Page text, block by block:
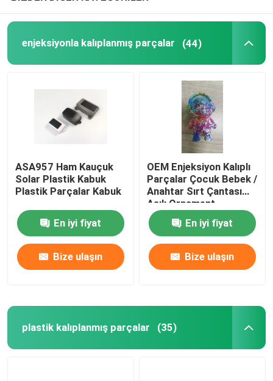
enjeksiyonla kalıplanmış parçalar (44)
ASA957 Ham Kauçuk
Solar Plastik Kabuk
Plastik Parçalar Kabuk
En iyi fiyat
Bize ulaşın
OEM Enjeksiyon Kalıplı
Parçalar Çocuk Bebek /
Anahtar Sırt Çantası
Asılı Ornament
En iyi fiyat
Bize ulaşın
plastik kalıplanmış parçalar (35)